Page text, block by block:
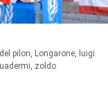
pilon Longarone
luigi
zoldo